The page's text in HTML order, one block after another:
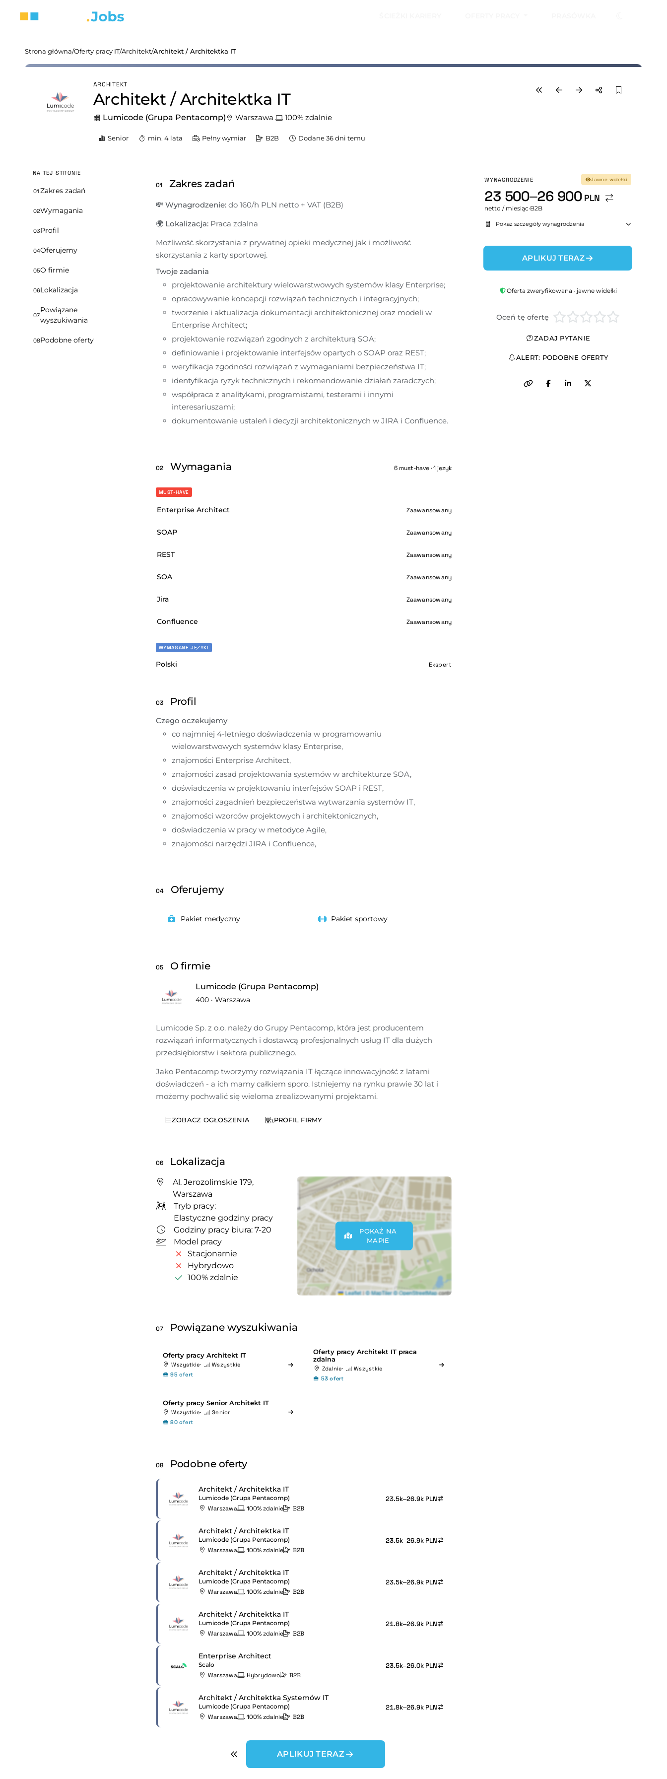
Strona główna/Oferty pracy IT/Architekt/Architekt / Architektka IT
ARCHITEKT
Architekt / Architektka IT
Lumicode (Grupa Pentacomp) Warszawa 100% zdalnie
Senior min. 4 lata Pełny wymiar B2B Dodane 36 dni temu
NA TEJ STRONIE
01 Zakres zadań
02Wymagania
03Profil
04Oferujemy
05O firmie
06Lokalizacja
07
Powiązane
wyszukiwania
08Podobne oferty
01 Zakres zadań
💸 Wynagrodzenie: do 160/h PLN netto + VAT (B2B)
🌍 Lokalizacja: Praca zdalna
Możliwość skorzystania z prywatnej opieki medycznej jak i możliwość
skorzystania z karty sportowej.
Twoje zadania
projektowanie architektury wielowarstwowych systemów klasy Enterprise;
opracowywanie koncepcji rozwiązań technicznych i integracyjnych;
tworzenie i aktualizacja dokumentacji architektonicznej oraz modeli w
Enterprise Architect;
projektowanie rozwiązań zgodnych z architekturą SOA;
definiowanie i projektowanie interfejsów opartych o SOAP oraz REST;
weryfikacja zgodności rozwiązań z wymaganiami bezpieczeństwa IT;
identyfikacja ryzyk technicznych i rekomendowanie działań zaradczych;
współpraca z analitykami, programistami, testerami i innymi
interesariuszami;
dokumentowanie ustaleń i decyzji architektonicznych w JIRA i Confluence.
02 Wymagania 6 must-have · 1 język
MUST-HAVE
Enterprise Architect Zaawansowany
SOAP Zaawansowany
REST Zaawansowany
SOA Zaawansowany
Jira Zaawansowany
Confluence Zaawansowany
WYMAGANE JĘZYKI
Polski Ekspert
03 Profil
Czego oczekujemy
co najmniej 4-letniego doświadczenia w programowaniu
wielowarstwowych systemów klasy Enterprise,
znajomości Enterprise Architect,
znajomości zasad projektowania systemów w architekturze SOA,
doświadczenia w projektowaniu interfejsów SOAP i REST,
znajomości zagadnień bezpieczeństwa wytwarzania systemów IT,
znajomości wzorców projektowych i architektonicznych,
doświadczenia w pracy w metodyce Agile,
znajomości narzędzi JIRA i Confluence,
04 Oferujemy
Pakiet medyczny Pakiet sportowy
05 O firmie
Lumicode (Grupa Pentacomp)
400 · Warszawa
Lumicode Sp. z o.o. należy do Grupy Pentacomp, która jest producentem
rozwiązań informatycznych i dostawcą profesjonalnych usług IT dla dużych
przedsiębiorstw i sektora publicznego.
Jako Pentacomp tworzymy rozwiązania IT łączące innowacyjność z latami
doświadczeń - a ich mamy całkiem sporo. Istniejemy na rynku prawie 30 lat i
możemy pochwalić się wieloma zrealizowanymi projektami.
ZOBACZ OGŁOSZENIA PROFIL FIRMY
06 Lokalizacja
Al. Jerozolimskie 179,
Warszawa
Tryb pracy:
Elastyczne godziny pracy
Godziny pracy biura: 7-20
Model pracy
Stacjonarnie
Hybrydowo
100% zdalnie
POKAŻ NA
MAPIE
07 Powiązane wyszukiwania
Oferty pracy Architekt IT
Wszystkie
Wszystkie
95 ofert
Oferty pracy Architekt IT praca
zdalna
Zdalnie
Wszystkie
53 ofert
Oferty pracy Senior Architekt IT
Wszystkie
Senior
80 ofert
08 Podobne oferty
Architekt / Architektka IT
Lumicode (Grupa Pentacomp)
Warszawa 100% zdalnie B2B
23.5k–26.9k PLN
Architekt / Architektka IT
Lumicode (Grupa Pentacomp)
Warszawa 100% zdalnie B2B
23.5k–26.9k PLN
Architekt / Architektka IT
Lumicode (Grupa Pentacomp)
Warszawa 100% zdalnie B2B
23.5k–26.9k PLN
Architekt / Architektka IT
Lumicode (Grupa Pentacomp)
Warszawa 100% zdalnie B2B
21.8k–26.9k PLN
Enterprise Architect
Scalo
Warszawa Hybrydowo B2B
23.5k–26.0k PLN
Architekt / Architektka Systemów IT
Lumicode (Grupa Pentacomp)
Warszawa 100% zdalnie B2B
21.8k–26.9k PLN
APLIKUJ TERAZ
WYNAGRODZENIE Jawne widełki
23 500–26 900 PLN
netto / miesiąc·B2B
Pokaż szczegóły wynagrodzenia
APLIKUJ TERAZ
Oferta zweryfikowana · jawne widełki
Oceń tę ofertę
ZADAJ PYTANIE
ALERT: PODOBNE OFERTY